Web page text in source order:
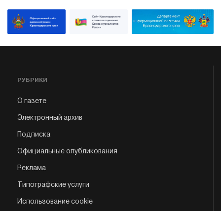
РУБРИКИ
О газете
Электронный архив
Подписка
Официальные опубликования
Реклама
Типографские услуги
Использование cookie